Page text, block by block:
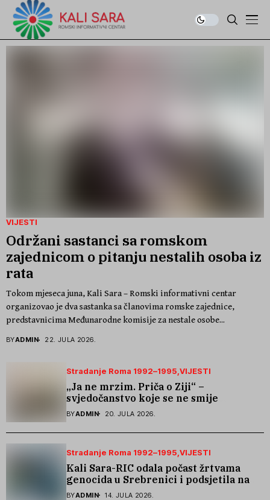
VIJESTI
Održani sastanci sa romskom
zajednicom o pitanju nestalih osoba iz
rata
Tokom mjeseca juna, Kali Sara – Romski informativni centar
organizovao je dva sastanka sa članovima romske zajednice,
predstavnicima Međunarodne komisije za nestale osobe...
BYADMIN 22. JULA 2026.
Stradanje Roma 1992–1995 VIJESTI
„Ja ne mrzim. Priča o Ziji“ –
svjedočanstvo koje se ne smije
zaboraviti
BYADMIN 20. JULA 2026.
Stradanje Roma 1992–1995 VIJESTI
Kali Sara-RIC odala počast žrtvama
genocida u Srebrenici i podsjetila na
stradanje Roma iz Skočića
BYADMIN 14. JULA 2026.